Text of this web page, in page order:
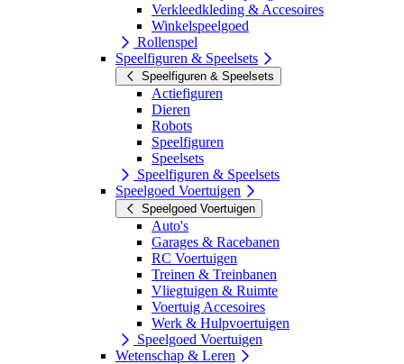
Verkleedkleding & Accesoires
Winkelspeelgoed
Rollenspel
Speelfiguren & Speelsets
Speelfiguren & Speelsets
Actiefiguren
Dieren
Robots
Speelfiguren
Speelsets
Speelfiguren & Speelsets
Speelgoed Voertuigen
Speelgoed Voertuigen
Auto's
Garages & Racebanen
RC Voertuigen
Treinen & Treinbanen
Vliegtuigen & Ruimte
Voertuig Accesoires
Werk & Hulpvoertuigen
Speelgoed Voertuigen
Wetenschap & Leren